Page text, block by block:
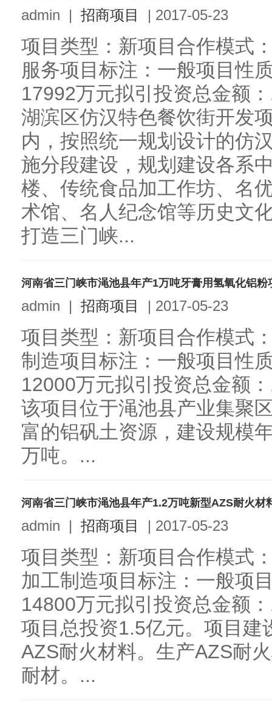
admin | 招商项目 | 2017-05-23
项目类型：新项目合作模式
服务项目标注：一般项目性
17992万元拟引投资总金额
湖滨区仿汉特色餐饮街开发
内，按照统一规划设计的仿
施分段建设，规划建设各系
楼、传统食品加工作坊、名
术馆、名人纪念馆等历史文
打造三门峡...
河南省三门峡市渑池县年产1万吨牙膏用氢氧化铝粉
admin | 招商项目 | 2017-05-23
项目类型：新项目合作模式
制造项目标注：一般项目性
12000万元拟引投资总金额
该项目位于渑池县产业集聚
富的铝矾土资源，建设规模
万吨。...
河南省三门峡市渑池县年产1.2万吨新型AZS耐火材
admin | 招商项目 | 2017-05-23
项目类型：新项目合作模式
加工制造项目标注：一般项
14800万元拟引投资总金额
项目总投资1.5亿元。项目建
AZS耐火材料。生产AZS耐
耐材。...